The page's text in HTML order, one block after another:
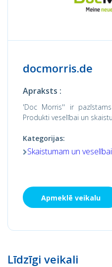
docmorris.de
Apraksts :
'Doc Morris'' ir
Produkti veselībai un
Kategorijas:
Skaistumam un veselībai
Apmeklē veikalu
Līdzīgi veikali